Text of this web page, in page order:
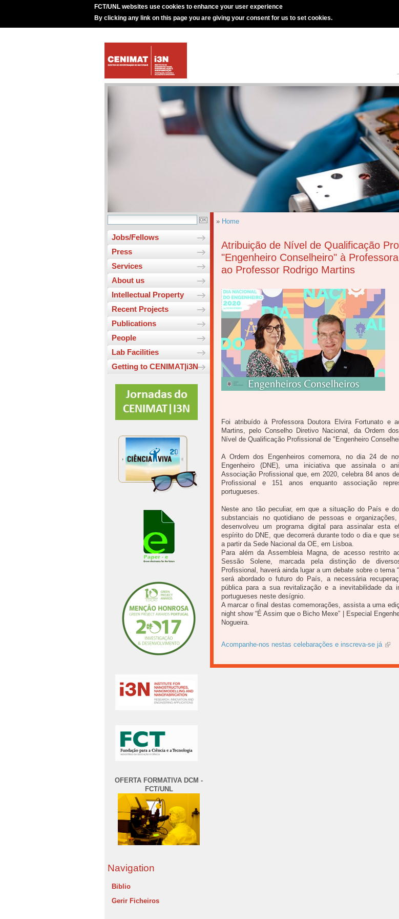
FCT/UNL websites use cookies to enhance your user experience
By clicking any link on this page you are giving your consent for us to set cookies.
Jobs/Fellows
Press
Services
About us
Intellectual Property
Recent Projects
Publications
People
Lab Facilities
Getting to CENIMAT|i3N
OFERTA FORMATIVA DCM -
FCT/UNL
Navigation
Biblio
Gerir Ficheiros
» Home
Atribuição de Nível de Qualificação
"Engenheiro Conselheiro" à
ao Professor Rodrigo Martins
Foi atribuído à Professora Doutora Elvira Fortunato e
Martins, pelo Conselho Diretivo Nacional, da Ordem
Nível de Qualificação Profissional de "Engenheiro
A Ordem dos Engenheiros comemora, no dia 24 de
Engenheiro (DNE), uma iniciativa que assinala o
Associação Profissional que, em 2020, celebra 84 anos
Profissional e 151 anos enquanto associação
portugueses.
Neste ano tão peculiar, em que a situação do País e
substanciais no quotidiano de pessoas e
desenvolveu um programa digital para assinalar esta
espírito do DNE, que decorrerá durante todo o dia e que
a partir da Sede Nacional da OE, em Lisboa.
Para além da Assembleia Magna, de acesso restrito
Sessão Solene, marcada pela distinção de
Profissional, haverá ainda lugar a um debate sobre o tema
será abordado o futuro do País, a necessária
pública para a sua revitalização e a inevitabilidade da
portugueses neste desígnio.
A marcar o final destas comemorações, assista a uma
night show “É Assim que o Bicho Mexe” | Especial
Nogueira.
Acompanhe-nos nestas celebarações e inscreva-se já